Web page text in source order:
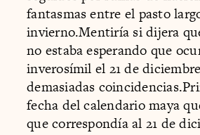
fantasmas entre el pasto
invierno.Mentiría si dijera
no estaba esperando que
inverosímil el 21 de
demasiadas
fecha del calendario maya
que correspondía al 21 de